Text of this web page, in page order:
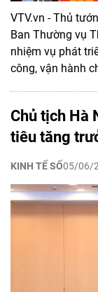
VTV.vn - Thủ
Ban Thường vụ
nhiệm vụ phát
công, vận hành
Chủ tịch Hà
tiêu tăng
KINH TẾ SỐ05/06/